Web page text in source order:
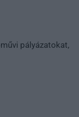
pályázatokat,